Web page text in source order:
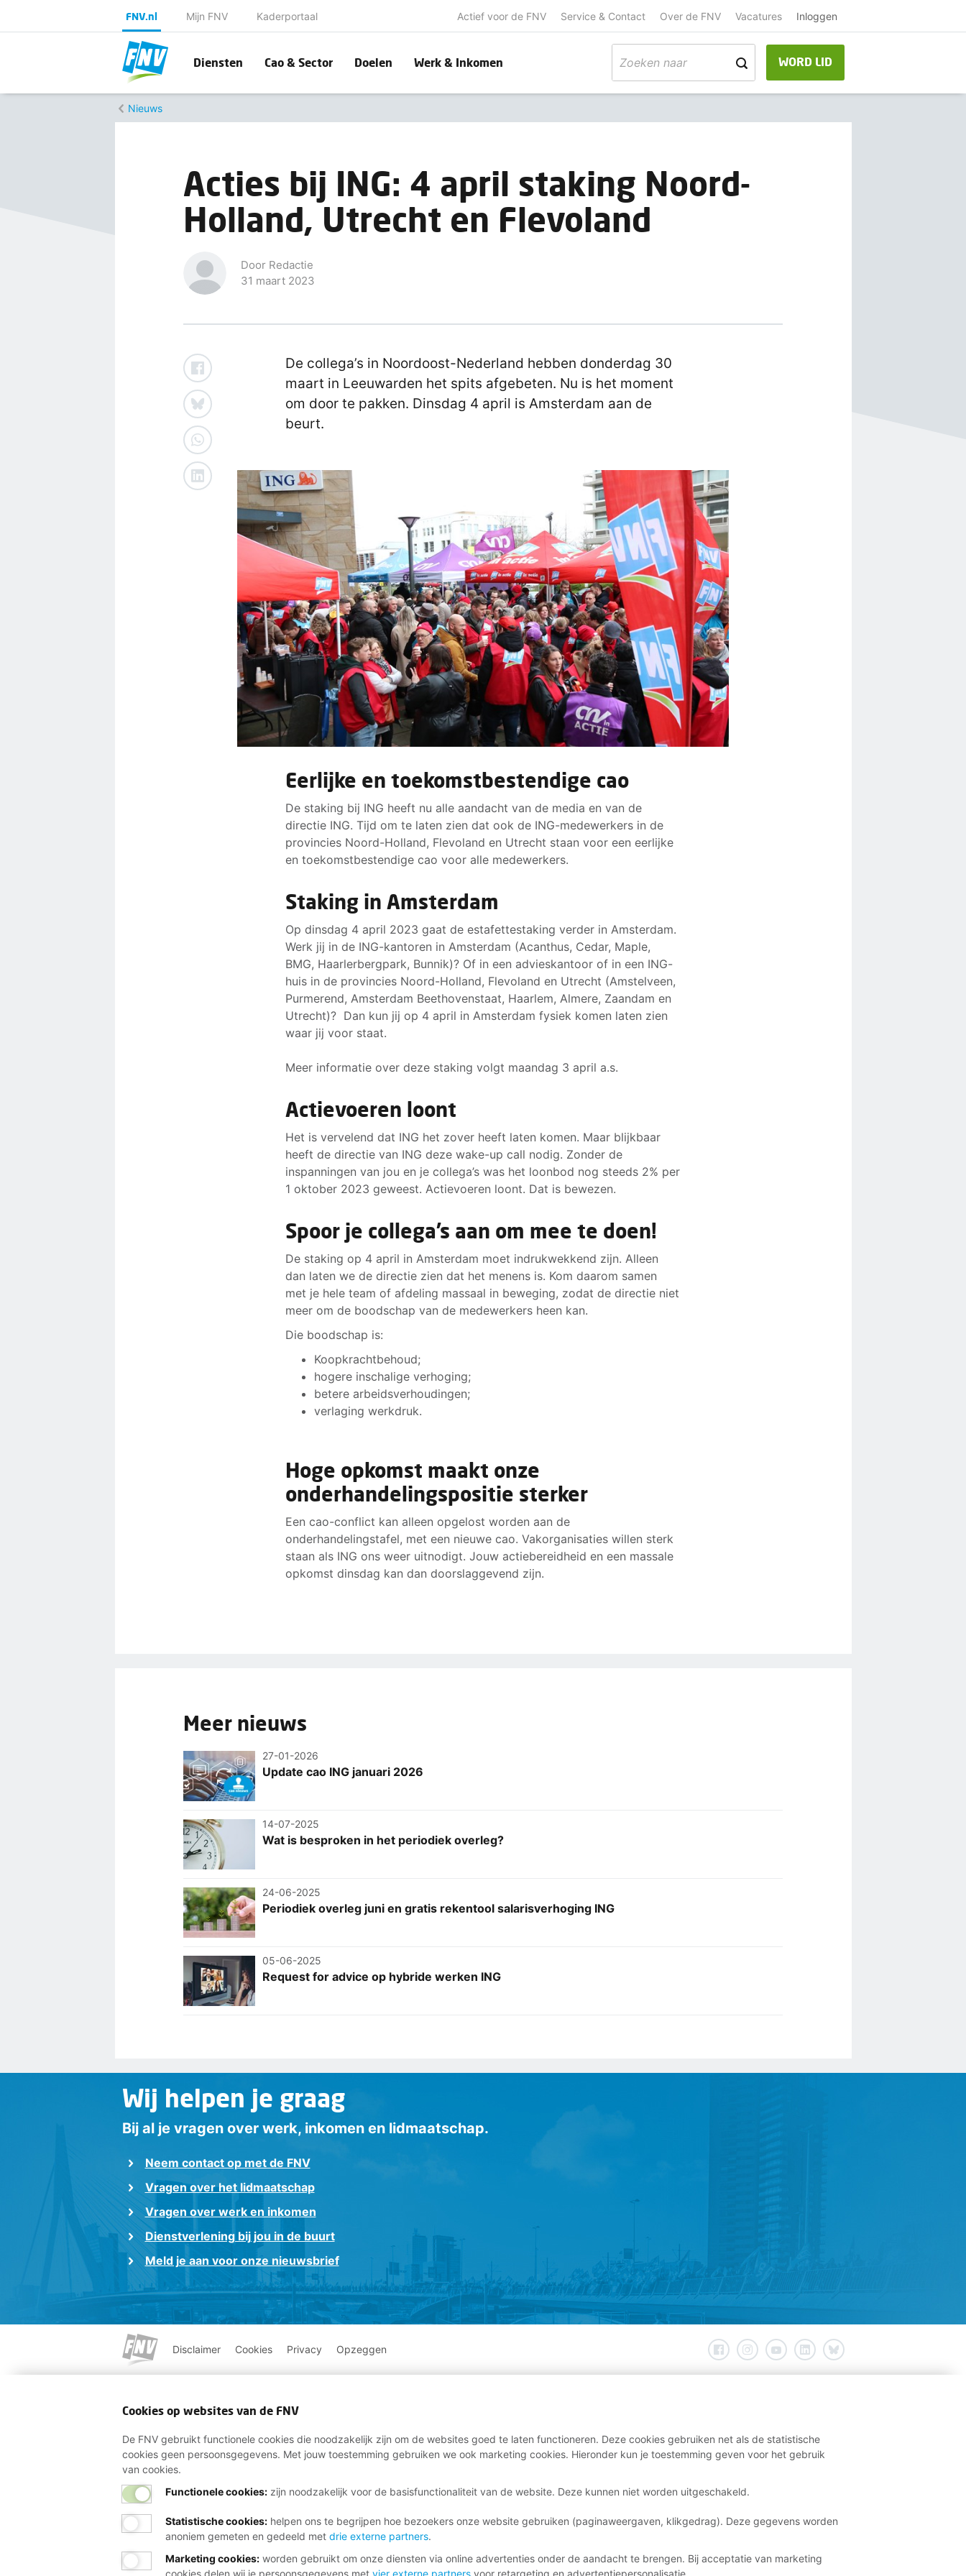
FNV.nl Mijn FNV Kaderportaal Actief voor de FNV Service & Contact Over de FNV Vacatures Inloggen
Diensten Cao & Sector Doelen Werk & Inkomen WORD LID
Nieuws
Acties bij ING: 4 april staking Noord-
Holland, Utrecht en Flevoland
Door Redactie
31 maart 2023
De collega’s in Noordoost-Nederland hebben donderdag 30
maart in Leeuwarden het spits afgebeten. Nu is het moment
om door te pakken. Dinsdag 4 april is Amsterdam aan de
beurt.
Eerlijke en toekomstbestendige cao
De staking bij ING heeft nu alle aandacht van de media en van de
directie ING. Tijd om te laten zien dat ook de ING-medewerkers in de
provincies Noord-Holland, Flevoland en Utrecht staan voor een eerlijke
en toekomstbestendige cao voor alle medewerkers.
Staking in Amsterdam
Op dinsdag 4 april 2023 gaat de estafettestaking verder in Amsterdam.
Werk jij in de ING-kantoren in Amsterdam (Acanthus, Cedar, Maple,
BMG, Haarlerbergpark, Bunnik)? Of in een advieskantoor of in een ING-
huis in de provincies Noord-Holland, Flevoland en Utrecht (Amstelveen,
Purmerend, Amsterdam Beethovenstaat, Haarlem, Almere, Zaandam en
Utrecht)? Dan kun jij op 4 april in Amsterdam fysiek komen laten zien
waar jij voor staat.
Meer informatie over deze staking volgt maandag 3 april a.s.
Actievoeren loont
Het is vervelend dat ING het zover heeft laten komen. Maar blijkbaar
heeft de directie van ING deze wake-up call nodig. Zonder de
inspanningen van jou en je collega’s was het loonbod nog steeds 2% per
1 oktober 2023 geweest. Actievoeren loont. Dat is bewezen.
Spoor je collega’s aan om mee te doen!
De staking op 4 april in Amsterdam moet indrukwekkend zijn. Alleen
dan laten we de directie zien dat het menens is. Kom daarom samen
met je hele team of afdeling massaal in beweging, zodat de directie niet
meer om de boodschap van de medewerkers heen kan.
Die boodschap is:
Koopkrachtbehoud;
hogere inschalige verhoging;
betere arbeidsverhoudingen;
verlaging werkdruk.
Hoge opkomst maakt onze
onderhandelingspositie sterker
Een cao-conflict kan alleen opgelost worden aan de
onderhandelingstafel, met een nieuwe cao. Vakorganisaties willen sterk
staan als ING ons weer uitnodigt. Jouw actiebereidheid en een massale
opkomst dinsdag kan dan doorslaggevend zijn.
Meer nieuws
27-01-2026
Update cao ING januari 2026
14-07-2025
Wat is besproken in het periodiek overleg?
24-06-2025
Periodiek overleg juni en gratis rekentool salarisverhoging ING
05-06-2025
Request for advice op hybride werken ING
Wij helpen je graag
Bij al je vragen over werk, inkomen en lidmaatschap.
Neem contact op met de FNV
Vragen over het lidmaatschap
Vragen over werk en inkomen
Dienstverlening bij jou in de buurt
Meld je aan voor onze nieuwsbrief
Disclaimer Cookies Privacy Opzeggen
Cookies op websites van de FNV
De FNV gebruikt functionele cookies die noodzakelijk zijn om de websites goed te laten functioneren. Deze cookies gebruiken net als de statistische
cookies geen persoonsgegevens. Met jouw toestemming gebruiken we ook marketing cookies. Hieronder kun je toestemming geven voor het gebruik
van cookies.
Functionele cookies:zijn noodzakelijk voor de basisfunctionaliteit van de website. Deze kunnen niet worden uitgeschakeld.
Statistische cookies: helpen ons te begrijpen hoe bezoekers onze website gebruiken (paginaweergaven, klikgedrag). Deze gegevens worden
anoniem gemeten en gedeeld met drie externe partners.
Marketing cookies: worden gebruikt om onze diensten via online advertenties onder de aandacht te brengen. Bij acceptatie van marketing
cookies delen wij je persoonsgegevens met vier externe partnersvoor retargeting en advertentiepersonalisatie.